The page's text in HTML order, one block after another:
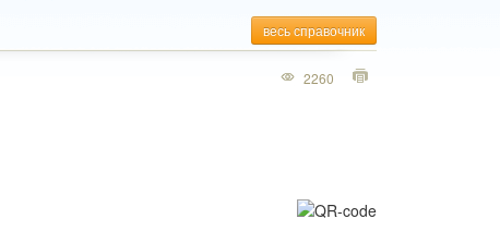
весь справочник
2260